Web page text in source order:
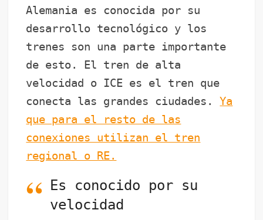
o
o
k
p
p
m
tir
Alemania es conocida por su
desarrollo tecnológico y los
trenes son una parte importante
de esto. El tren de alta
velocidad o ICE es el tren que
conecta las grandes ciudades.Ya
que para el resto de las
conexiones utilizan el tren
regional o RE.
Es conocido por su
velocidad